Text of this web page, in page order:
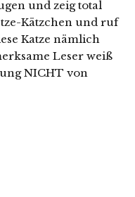
und zeig total
Kätzchen und ruf
Katze nämlich
Leser weiß
NICHT von